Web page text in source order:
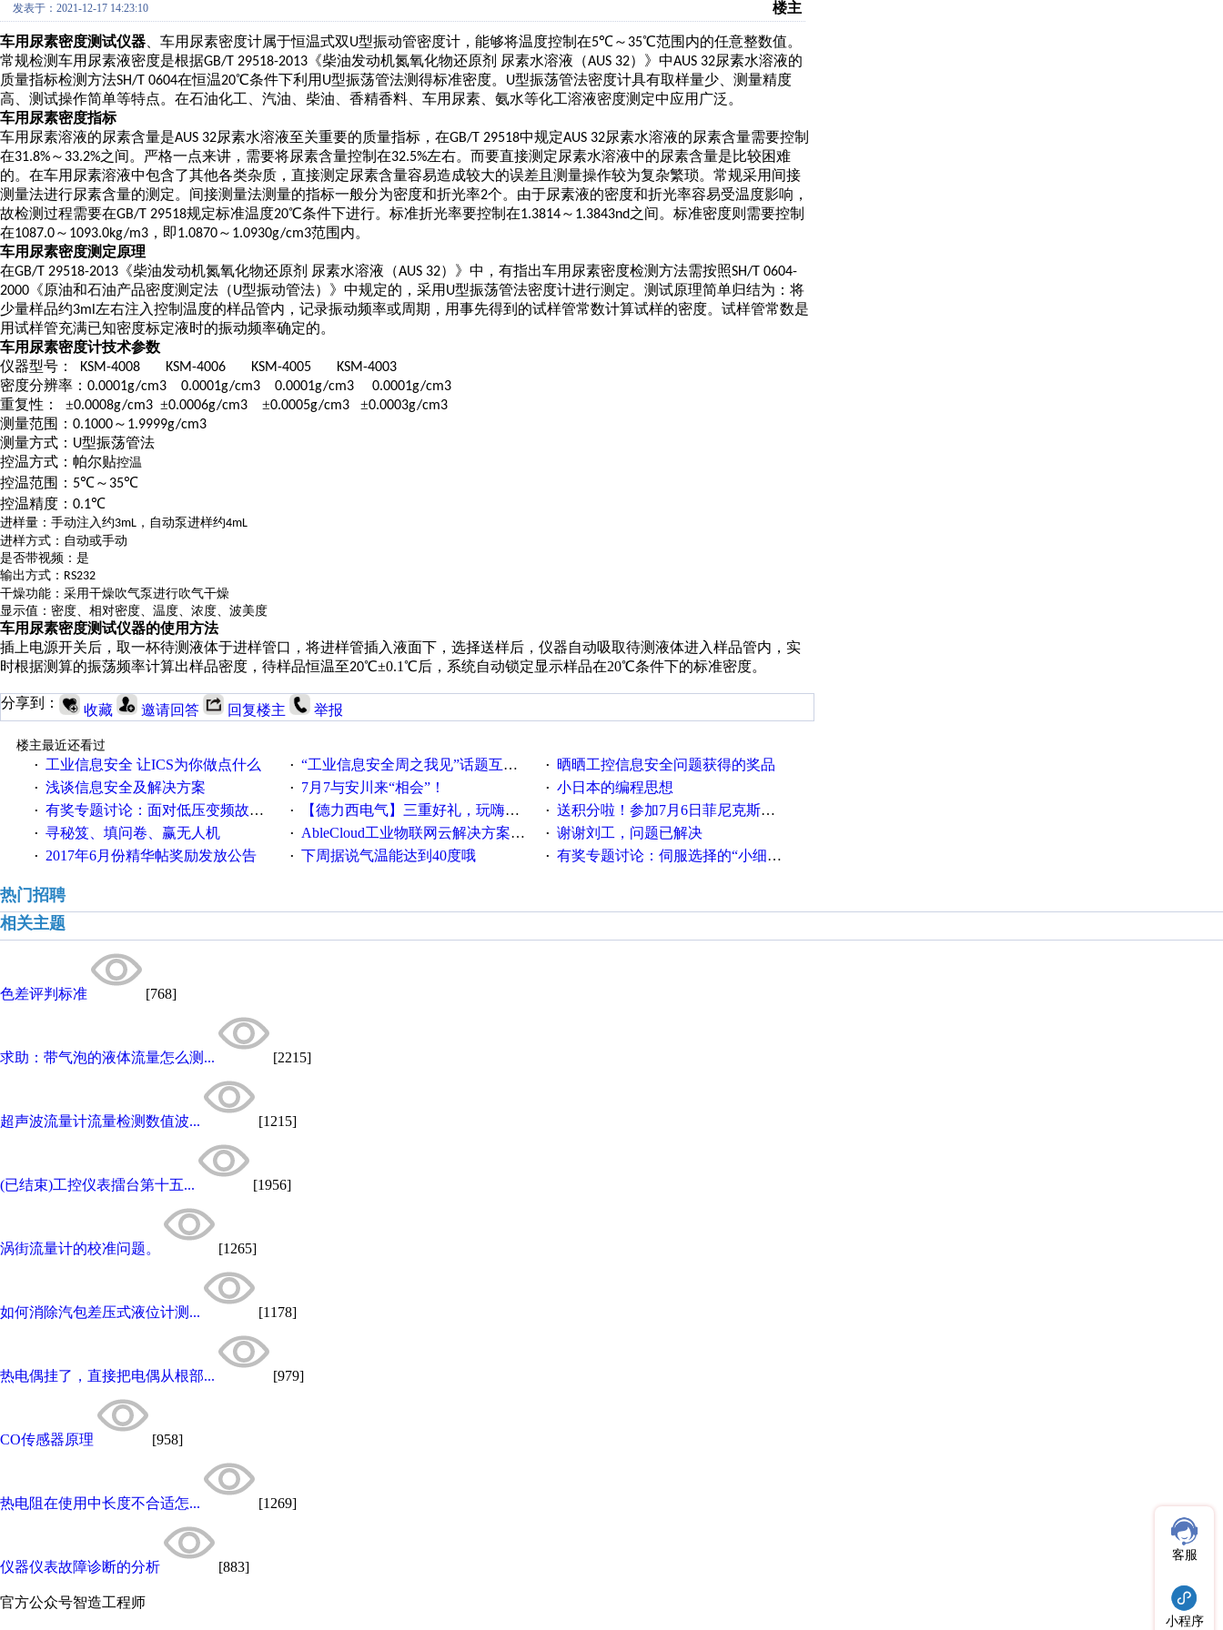
发表于：2021-12-17 14:23:10 楼主
车用尿素密度测试仪器 车用尿素密度计属于恒温式双U型振动管密度计，能够将温度控制在5℃～ 35℃范围内的任意整数值。
常规检测车用尿素液密度是根据GB/T 29518-2013 《柴油发动机氮氧化物还原剂 尿素水溶液（AUS 32）》中AUS 32尿素水溶液的
质量指标检测方法SH/T 0604在恒温20℃条件下利用 U型振荡管法测得标准密度。 U型振荡管法密度计具有取样量少、测量精度
高、测试操作简单等特点。在石油化工、汽油、柴油、香精香料、车用尿素、氨水等化工溶液密度测定中应用广泛。
车用尿素密度指标
车用尿素溶液的尿素含量是AUS 32尿素水溶液至关重要的质量指标，在GB/T 29518中规定AUS 32尿素水溶液的尿素含量需要控制
在31.8%～ 33.2%之间。严格一点来讲，需要将尿素含量控制在32.5%左右。而要直接测定尿素水溶液中的尿素含量是比较困难
的。在车用尿素溶液中包含了其他各类杂质，直接测定尿素含量容易造成较大的误差且测量操作较为复杂繁琐。常规采用间接
测量法进行尿素含量的测定。间接测量法测量的指标一般分为密度和折光率2个。由于尿素液的密度和折光率容易受温度影响，
故检测过程需要在GB/T 29518规定标准温度20℃条件下进行。标准折光率要控制在1.3814～ 1.3843nd之间。标准密度则需要控制
在1087.0～ 1093.0kg/m3 ，即1.0870～ 1.0930g/cm3范围内。
车用尿素密度测定原理
在GB/T 29518-2013 《柴油发动机氮氧化物还原剂 尿素水溶液（AUS 32）》中，有指出车用尿素密度检测方法需按照SH/T 0604-
2000 《原油和石油产品密度测定法（U型振动管法）》中规定的，采用 U型振荡管法密度计进行测定。测试原理简单归结为：将
少量样品约3ml 左右注入控制温度的样品管内，记录振动频率或周期，用事先得到的试样管常数计算试样的密度。试样管常数是
用试样管充满已知密度标定液时的振动频率确定的。
车用尿素密度计技术参数
仪器型号：
KSM-4008 KSM-4006 KSM-4005 KSM-4003
密度分辨率： 0.0001g/cm3 0.0001g/cm3 0.0001g/cm3 0.0001g/cm3
重复性： ±0.0008g/cm3 ±0.0006g/cm3 ±0.0005g/cm3 ±0.0003g/cm3
测量范围： 0.1000～ 1.9999g/cm3
测量方式： U型振荡管法
控温方式：帕尔贴控温
控温范围： 5℃～ 35℃
控温精度： 0.1℃
进样量： 手动注入约3mL ，自动泵进样约4mL
进样方式：自动或手动
是否带视频：是
输出方式： RS232
干燥功能：采用干燥吹气泵进行吹气干燥
显示值 ： 密度、相对密度、温度、浓度、波美度
车用尿素密度测试仪器的使用方法
插上电源开关后，取一杯待测液体于进样管口，将进样管插入液面下，选择送样后，仪器自动吸取待测液体进入样品管内，实
时根据测算的振荡频率计算出样品密度，待样品恒温至20℃±0.1℃后，系统自动锁定显示样品在20℃条件下的标准密度。
分享到： 收藏 邀请回答 回复楼主 举报
楼主最近还看过
·
工业信息安全 让ICS为你做点什么 · “工业信息安全周之我见”话题互动获奖名单发布公告 · 晒晒工控信息安全问题获得的奖品
· 浅谈信息安全及解决方案 · 7月7与安川来“相会”！ · 小日本的编程思想
· 有奖专题讨论：面对低压变频故障，老手是这样解决的！ · 【德力西电气】三重好礼，玩嗨夏日！ · 送积分啦！参加7月6日菲尼克斯在线研讨会即得
· 寻秘笈、填问卷、赢无人机 · AbleCloud工业物联网云解决方案实践及应用 · 谢谢刘工，问题已解决
· 2017年6月份精华帖奖励发放公告 · 下周据说气温能达到40度哦 · 有奖专题讨论：伺服选择的“小细节大学问”奖励公告
热门招聘
相关主题
色差评判标准 [768]
求助：带气泡的液体流量怎么测... [2215]
超声波流量计流量检测数值波... [1215]
(已结束)工控仪表擂台第十五... [1956]
涡街流量计的校准问题。 [1265]
如何消除汽包差压式液位计测... [1178]
热电偶挂了，直接把电偶从根部... [979]
CO传感器原理 [958]
热电阻在使用中长度不合适怎... [1269]
仪器仪表故障诊断的分析 [883]
官方公众号智造工程师
客服
小程序